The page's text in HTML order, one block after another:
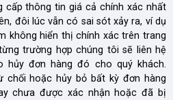
cấp thông tin giá cả chính xác nhất
đôi lúc vẫn có sai sót xảy ra, ví dụ
không hiển thị chính xác trên trang
trường hợp chúng tôi sẽ liên hệ
hủy đơn hàng đó cho quý khách.
chối hoặc hủy bỏ bất kỳ đơn hàng
chưa được xác nhận hoặc đã bị